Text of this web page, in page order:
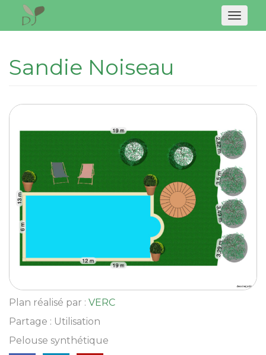
Sandie Noiseau
Plan réalisé par : VERC
Partage : Utilisation
Pelouse synthétique